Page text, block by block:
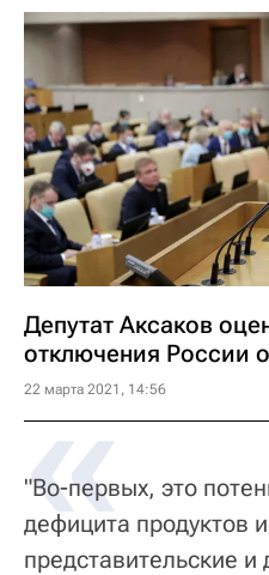
Депутат Аксаков
отключения России
22 марта 2021, 14:56
«
"Во-первых, это
дефицита продуктов
представительские